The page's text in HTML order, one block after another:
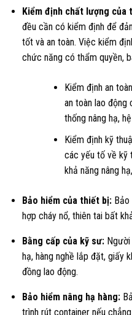
Kiểm định chất lượng của
đều cần có kiểm định để
tốt và an toàn. Việc kiểm
chức năng có thẩm quyền,
Kiểm định an
an toàn lao động
thống nâng hạ,
Kiểm định kỹ
các yếu tố về kỹ
khả năng nâng
Bảo hiểm của thiết bị:Bảo
hợp cháy nổ, thiên tai bất
Bằng cấp của kỹ sư:Người
hạ, hàng nghề lắp đặt, giấy
đồng lao động.
Bảo hiểm nâng hạ hàng:
trình rút container nếu